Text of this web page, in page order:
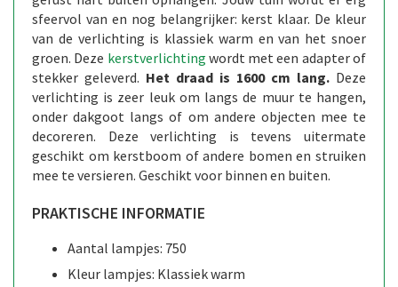
sfeervol van en nog belangrijker: kerst klaar. De kleur
van de verlichting is klassiek warm en van het snoer
groen. Deze kerstverlichting wordt met een adapter of
stekker geleverd. Het draad is 1600 cm lang. Deze
verlichting is zeer leuk om langs de muur te hangen,
onder dakgoot langs of om andere objecten mee te
decoreren. Deze verlichting is tevens uitermate
geschikt om kerstboom of andere bomen en struiken
mee te versieren. Geschikt voor binnen en buiten.
PRAKTISCHE INFORMATIE
Aantal lampjes: 750
Kleur lampjes: Klassiek warm